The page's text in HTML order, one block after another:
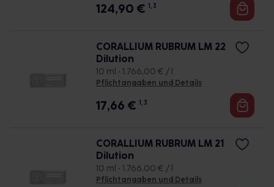
124,90 € 1, 3
CORALLIUM RUBRUM LM 22
Dilution
10 ml • 1.766,00 € / l
Pflichtangaben und Details
17,66 € 1, 3
CORALLIUM RUBRUM LM 21
Dilution
10 ml • 1.766,00 € / l
Pflichtangaben und Details